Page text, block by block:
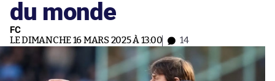
du monde
FC
LE DIMANCHE 16 MARS 2025 À 13:00 14